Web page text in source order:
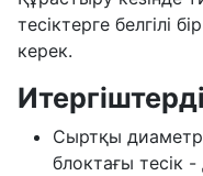
тесіктерге белгілі
керек.
Сыртқы
блоктағы тесік